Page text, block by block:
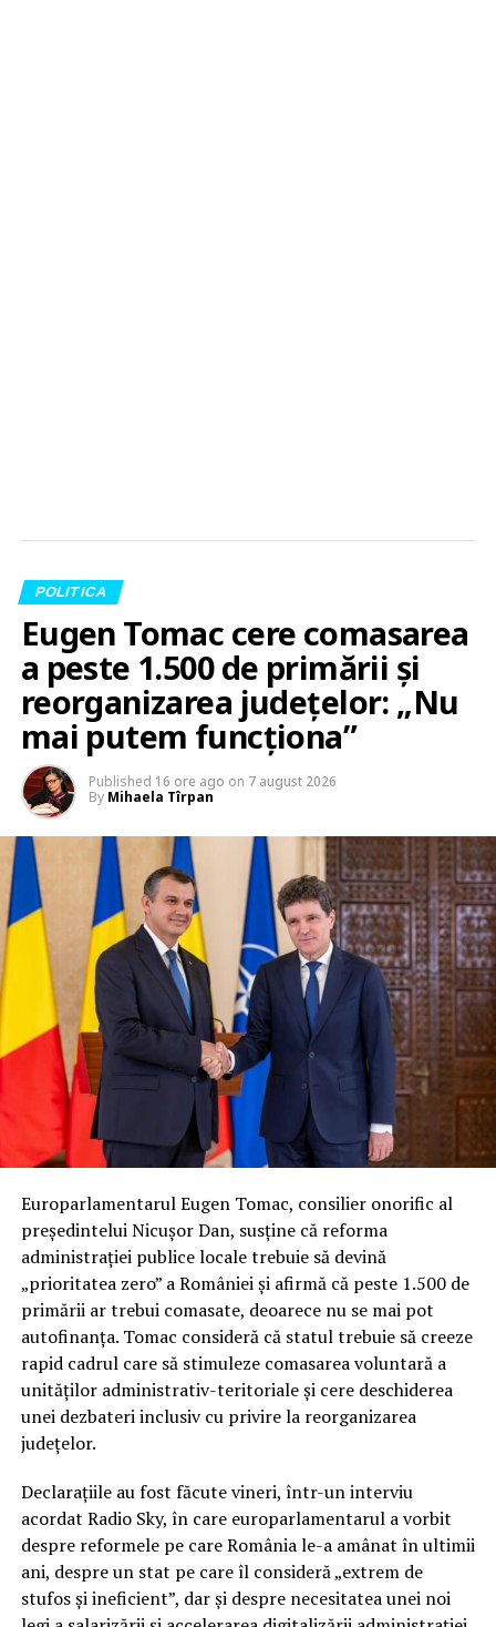
POLITICA
Eugen Tomac cere comasarea
a peste 1.500 de primării și
reorganizarea județelor: „Nu
mai putem funcționa”
Published 16 ore ago on 7 august 2026
By Mihaela Tîrpan
Europarlamentarul Eugen Tomac, consilier onorific al
președintelui Nicușor Dan, susține că reforma
administrației publice locale trebuie să devină
„prioritatea zero” a României și afirmă că peste 1.500 de
primării ar trebui comasate, deoarece nu se mai pot
autofinanța. Tomac consideră că statul trebuie să creeze
rapid cadrul care să stimuleze comasarea voluntară a
unităților administrativ-teritoriale și cere deschiderea
unei dezbateri inclusiv cu privire la reorganizarea
județelor.
Declarațiile au fost făcute vineri, într-un interviu
acordat Radio Sky, în care europarlamentarul a vorbit
despre reformele pe care România le-a amânat în ultimii
ani, despre un stat pe care îl consideră „extrem de
stufos și ineficient”, dar și despre necesitatea unei noi